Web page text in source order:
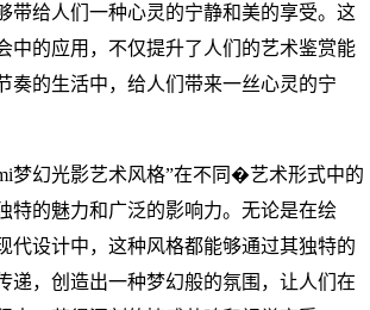
带给人们一种心灵的宁静和美的享受。这
中的应用，不仅提升了人们的艺术鉴赏能
奏的生活中，给人们带来一丝心灵的宁
梦幻光影艺术风格”在不同�艺术形式中的
特的魅力和广泛的影响力。无论是在绘
代设计中，这种风格都能够通过其独特的
递，创造出一种梦幻般的氛围，让人们在